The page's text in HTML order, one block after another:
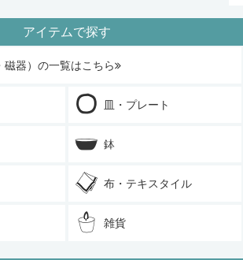
アイテムで探す
磁器）の一覧はこちら
皿・プレート
鉢
布・テキスタイル
雑貨